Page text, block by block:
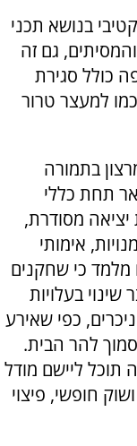
בנושא תכני
גם זה
כולל סגירת
למעצר טרור
בתמורה
תחת כללי
מסודרת,
אימותי
מלמד כי שחקנים
שינוי בעלויות
כפי שאירע
להר הבית.
ליישם מודל
חופשי, פיצוי